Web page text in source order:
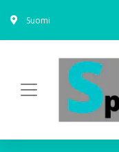
Suomi